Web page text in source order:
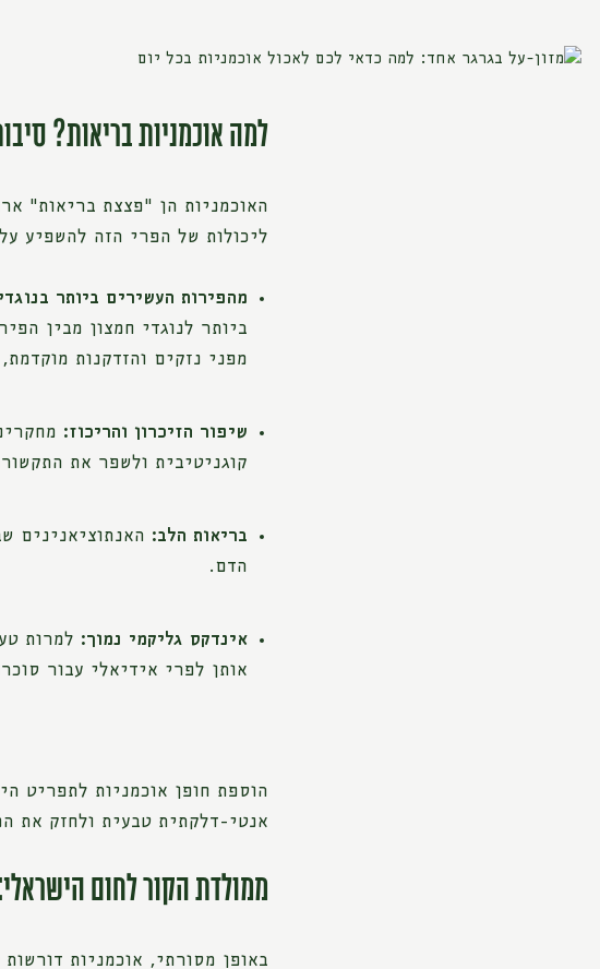
למה אוכמניות בריאות?
האוכמניות הן "פצצת בריאות"
ליכולות של הפרי הזה להשפיע
מהפירות העשירים ביותר
ביותר לנוגדי חמצון מבין
מפני נזקים והזדקנות
שיפור הזיכרון והריכוז:
קוגניטיבית ולשפר את
בריאות הלב: האנתוציאנינים
הדם.
אינדקס גליקמי נמוך: למרות
אותן לפרי אידיאלי עבור
הוספת חופן אוכמניות לתפריט
אנטי-דלקתית טבעית ולחזק את
ממולדת הקור לחום
באופן מסורתי, אוכמניות